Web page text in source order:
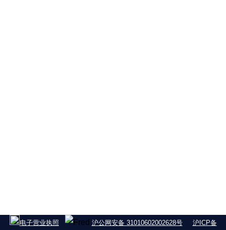
电子营业执照 沪公网安备 31010602002628号 沪ICP备